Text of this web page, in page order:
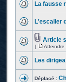
La fausse
L'escalier
Article
[ Atteindre
Les
Déplacé :